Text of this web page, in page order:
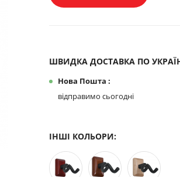
ШВИДКА ДОСТАВКА ПО
Нова Пошта :
відправимо сьогодні
ІНШІ КОЛЬОРИ: